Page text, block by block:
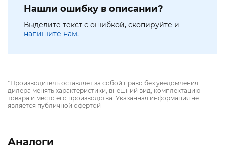
Нашли ошибку в описании?
Выделите текст с ошибкой, скопируйте и
напишите нам.
*Производитель оставляет за собой право без уведомления
дилера менять характеристики, внешний вид, комплектацию
товара и место его производства. Указанная информация не
является публичной офертой
Аналоги